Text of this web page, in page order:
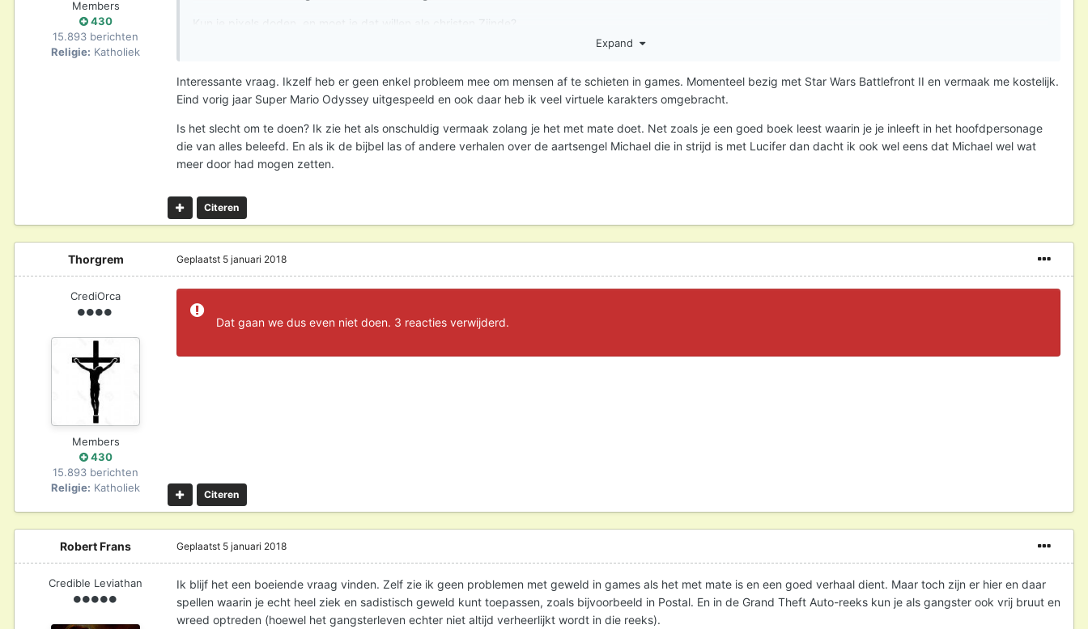
Members
430
15.893 berichten
Religie: Katholiek
Kun je pixels doden, en moet je dat willen ale christen Zijnde?
Expand
Interessante vraag. Ikzelf heb er geen enkel probleem mee om mensen af te schieten in games. Momenteel bezig met Star Wars Battlefront II en vermaak me kostelijk.
Eind vorig jaar Super Mario Odyssey uitgespeeld en ook daar heb ik veel virtuele karakters omgebracht.
Is het slecht om te doen? Ik zie het als onschuldig vermaak zolang je het met mate doet. Net zoals je een goed boek leest waarin je je inleeft in het hoofdpersonage
die van alles beleefd. En als ik de bijbel las of andere verhalen over de aartsengel Michael die in strijd is met Lucifer dan dacht ik ook wel eens dat Michael wel wat
meer door had mogen zetten.
Citeren
Thorgrem
CrediOrca
Members
430
15.893 berichten
Religie: Katholiek
Geplaatst 5 januari 2018
Dat gaan we dus even niet doen. 3 reacties verwijderd.
Citeren
Robert Frans
Credible Leviathan
Geplaatst 5 januari 2018
Ik blijf het een boeiende vraag vinden. Zelf zie ik geen problemen met geweld in games als het met mate is en een goed verhaal dient. Maar toch zijn er hier en daar
spellen waarin je echt heel ziek en sadistisch geweld kunt toepassen, zoals bijvoorbeeld in Postal. En in de Grand Theft Auto-reeks kun je als gangster ook vrij bruut en
wreed optreden (hoewel het gangsterleven echter niet altijd verheerlijkt wordt in die reeks).